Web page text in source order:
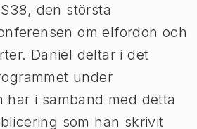
den största
om elfordon och
Daniel deltar i det
under
har i samband med detta
som han skrivit